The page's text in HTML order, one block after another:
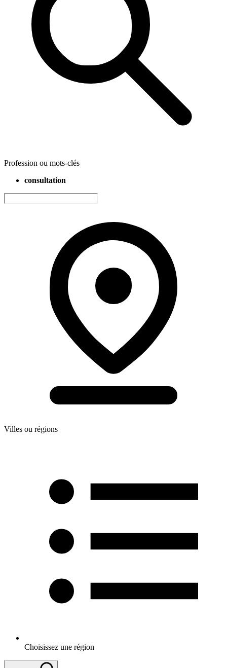
Profession ou mots-clés
consultation
Villes ou régions
Choisissez une région